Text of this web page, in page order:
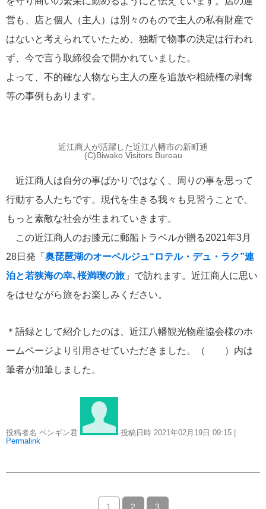
営も、店と個人（主人）は別々のもので主人の私有財産で
はないと考えられていたため、独断で物事の決定は行われ
ず、今で言う取締役会で開かれていました。
よって、不的確な人物なら主人の座を追放や相続権の剥奪
等の事例もあります。
近江商人が活躍した近江八幡市の新町通
(C)Biwako Visitors Bureau
近江商人は自分の事ばかりではなく、周りの事を思って
行動する人たちです。現代を生きる我々も見習うことで、
もっと素敵な社会が生まれていきます。
この近江商人のお膝元に郵船トラベルが贈る2021年3月
28日発「 奥琵琶湖のオーベルジュ“ロテル・デュ・ラク”連
泊と若狭海の幸､桜満喫の旅 」で訪れます。近江商人に思い
をはせながら旅をお楽しみください。
＊語録として紹介したのは、近江八幡観光物産協会様のホ
ームページより引用させていただきました。（ ）内は
筆者が加筆しました。
投稿者名 ペンギン君 投稿日時 2021年02月19日 09:15 |
Permalink
1 2 3